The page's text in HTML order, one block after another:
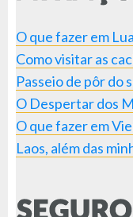
O que fazer em
Como visitar as
Passeio de pôr do
O Despertar dos
O que fazer em
Laos, além das